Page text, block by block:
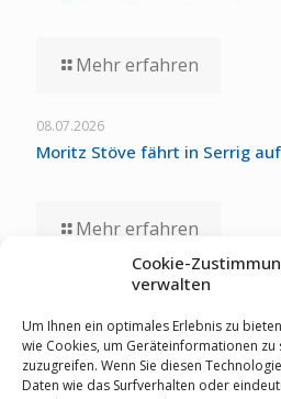
Cookie-
verwalten
Um Ihnen ein optimales Erlebnis zu
wie Cookies, um Geräteinformationen
zuzugreifen. Wenn Sie diesen
Daten wie das Surfverhalten oder
Mehr erfahren
08.07.2026
Moritz Stöve fährt in Serrig
Mehr erfahren
Staubwolke-U17 zollt
Deutschen Meisterschaften